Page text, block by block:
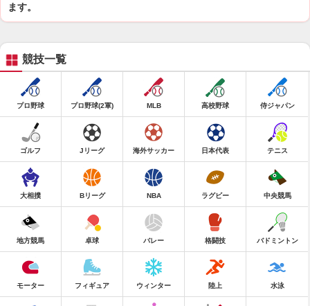
ます。
競技一覧
プロ野球 プロ野球(2軍) MLB 高校野球 侍ジャパン
ゴルフ Jリーグ 海外サッカー 日本代表 テニス
大相撲 Bリーグ NBA ラグビー 中央競馬
地方競馬 卓球 バレー 格闘技 バドミントン
モーター フィギュア ウィンター 陸上 水泳